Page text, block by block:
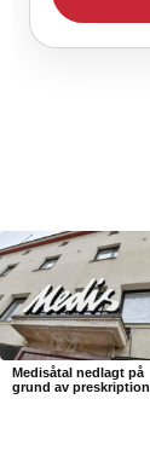
Medisåtal nedlagt på
grund av preskription